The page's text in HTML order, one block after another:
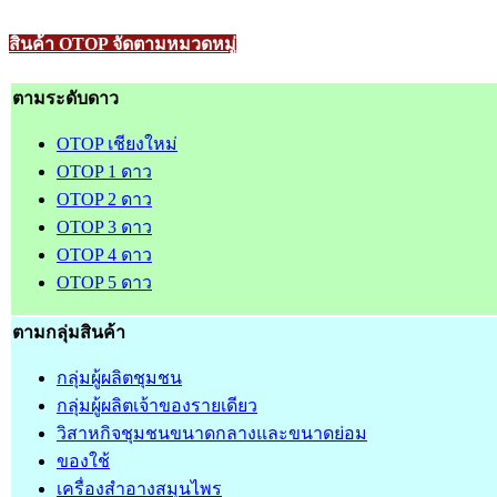
สินค้า OTOP จัดตามหมวดหมู่
ตามระดับดาว
OTOP เชียงใหม่
OTOP 1 ดาว
OTOP 2 ดาว
OTOP 3 ดาว
OTOP 4 ดาว
OTOP 5 ดาว
ตามกลุ่มสินค้า
กลุ่มผู้ผลิตชุมชน
กลุ่มผู้ผลิตเจ้าของรายเดียว
วิสาหกิจชุมชนขนาดกลางและขนาดย่อม
ของใช้
เครื่องสำอางสมุนไพร